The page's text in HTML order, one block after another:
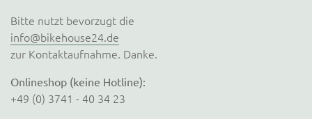
Bitte nutzt bevorzugt die
info@bikehouse24.de
zur Kontaktaufnahme. Danke.
Onlineshop (keine Hotline):
+49 (0) 3741 - 40 34 23